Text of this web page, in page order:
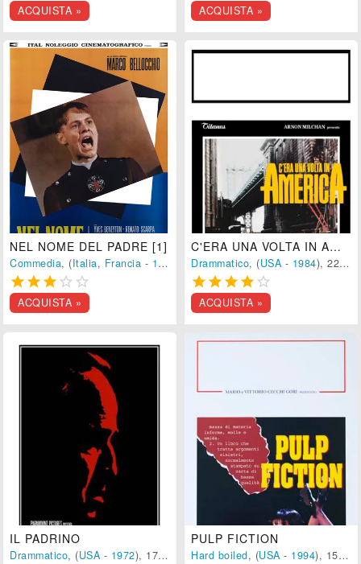
ACQUISTA » ACQUISTA »
NEL NOME DEL PADRE [1]
Commedia, (Italia, Francia - 1972 ), 109 min.
    
ACQUISTA »
C'ERA UNA VOLTA IN AMERICA
Drammatico, (USA - 1984), 227 min.
    
ACQUISTA »
IL PADRINO
Drammatico, (USA - 1972), 175 min.
PULP FICTION
Hard boiled, (USA - 1994), 150 min.